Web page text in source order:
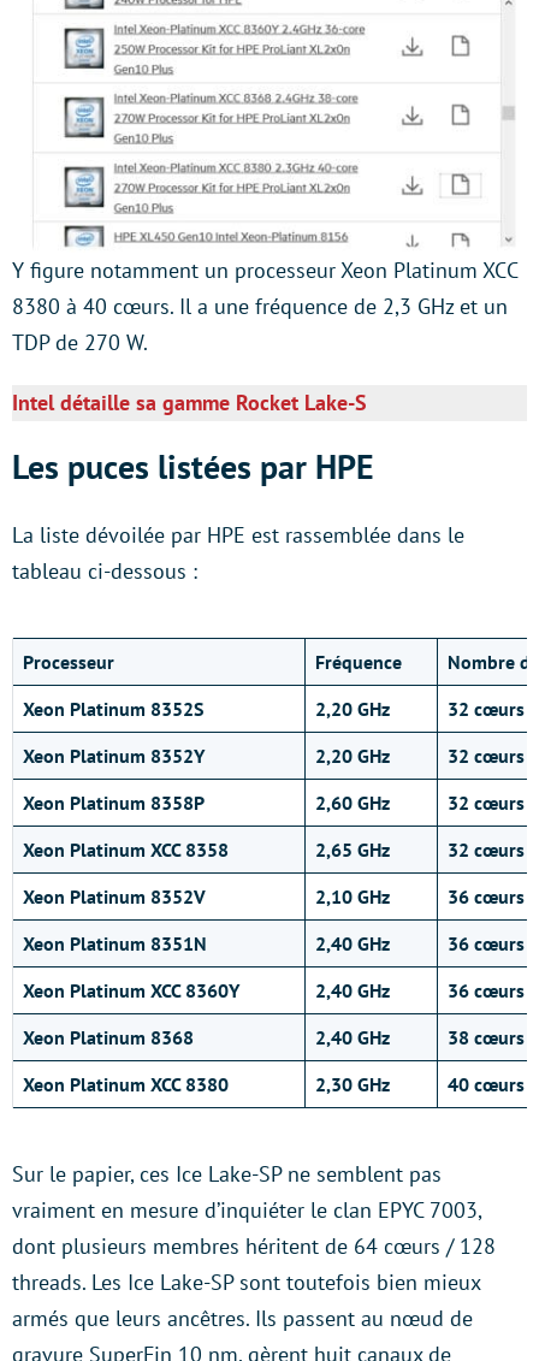
Y figure notamment un processeur Xeon Platinum XCC
8380 à 40 cœurs. Il a une fréquence de 2,3 GHz et un
TDP de 270 W.
Intel détaille sa gamme Rocket Lake-S
Les puces listées par HPE
La liste dévoilée par HPE est rassemblée dans le
tableau ci-dessous :
Processeur Fréquence
Nombre
Xeon Platinum 8352S
2,20 GHz
32 cœurs
Xeon Platinum 8352Y
2,20 GHz
32 cœurs
Xeon Platinum 8358P
2,60 GHz
32 cœurs
Xeon Platinum XCC 8358
2,65 GHz
32 cœurs
Xeon Platinum 8352V
2,10 GHz
36 cœurs
Xeon Platinum 8351N
2,40 GHz
36 cœurs
Xeon Platinum XCC 8360Y
2,40 GHz
36 cœurs
Xeon Platinum 8368
2,40 GHz
38 cœurs
Xeon Platinum XCC 8380
2,30 GHz 40 cœurs
Sur le papier, ces Ice Lake-SP ne semblent pas
vraiment en mesure d’inquiéter le clan EPYC 7003,
dont plusieurs membres héritent de 64 cœurs / 128
threads. Les Ice Lake-SP sont toutefois bien mieux
armés que leurs ancêtres. Ils passent au nœud de
gravure SuperFin 10 nm, gèrent huit canaux de